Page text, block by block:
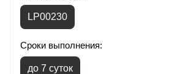
LP00230
Сроки выполнения:
до 7 суток